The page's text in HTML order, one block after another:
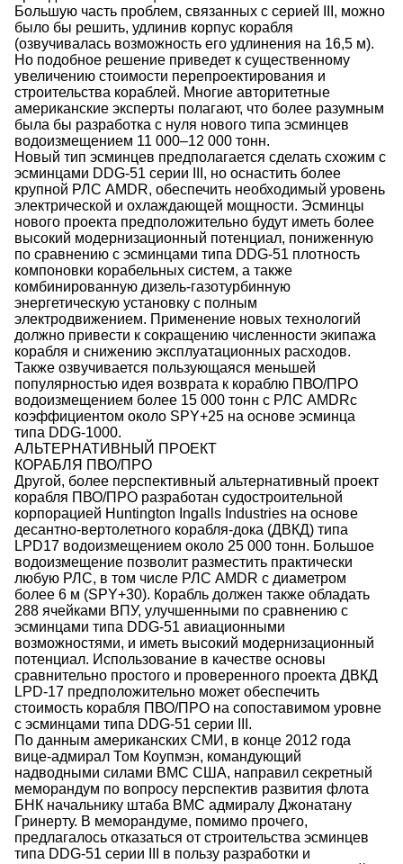
Большую часть проблем, связанных с серией III, можно
было бы решить, удлинив корпус корабля
(озвучивалась возможность его удлинения на 16,5 м).
Но подобное решение приведет к существенному
увеличению стоимости перепроектирования и
строительства кораблей. Многие авторитетные
американские эксперты полагают, что более разумным
была бы разработка с нуля нового типа эсминцев
водоизмещением 11 000–12 000 тонн.
Новый тип эсминцев предполагается сделать схожим с
эсминцами DDG-51 серии III, но оснастить более
крупной РЛС AMDR, обеспечить необходимый уровень
электрической и охлаждающей мощности. Эсминцы
нового проекта предположительно будут иметь более
высокий модернизационный потенциал, пониженную
по сравнению с эсминцами типа DDG-51 плотность
компоновки корабельных систем, а также
комбинированную дизель-газотурбинную
энергетическую установку с полным
электродвижением. Применение новых технологий
должно привести к сокращению численности экипажа
корабля и снижению эксплуатационных расходов.
Также озвучивается пользующаяся меньшей
популярностью идея возврата к кораблю ПВО/ПРО
водоизмещением более 15 000 тонн с РЛС AMDRс
коэффициентом около SPY+25 на основе эсминца
типа DDG-1000.
АЛЬТЕРНАТИВНЫЙ ПРОЕКТ
КОРАБЛЯ ПВО/ПРО
Другой, более перспективный альтернативный проект
корабля ПВО/ПРО разработан судостроительной
корпорацией Huntington Ingalls Industries на основе
десантно-вертолетного корабля-дока (ДВКД) типа
LPD17 водоизмещением около 25 000 тонн. Большое
водоизмещение позволит разместить практически
любую РЛС, в том числе РЛС AMDR с диаметром
более 6 м (SPY+30). Корабль должен также обладать
288 ячейками ВПУ, улучшенными по сравнению с
эсминцами типа DDG-51 авиационными
возможностями, и иметь высокий модернизационный
потенциал. Использование в качестве основы
сравнительно простого и проверенного проекта ДВКД
LPD-17 предположительно может обеспечить
стоимость корабля ПВО/ПРО на сопоставимом уровне
с эсминцами типа DDG-51 серии III.
По данным американских СМИ, в конце 2012 года
вице-адмирал Том Коупмэн, командующий
надводными силами ВМС США, направил секретный
меморандум по вопросу перспектив развития флота
БНК начальнику штаба ВМС адмиралу Джонатану
Гринерту. В меморандуме, помимо прочего,
предлагалось отказаться от строительства эсминцев
типа DDG-51 серии III в пользу разработки и